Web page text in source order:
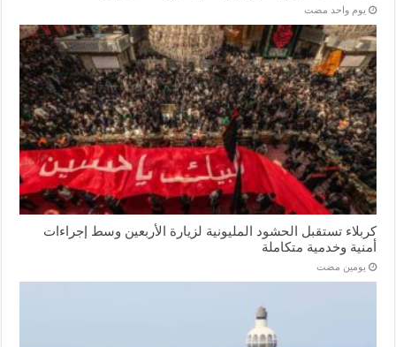
‏يوم واحد مضت
كربلاء تستقبل الحشود المليونية لزيارة الأربعين وسط إجراءات
أمنية وخدمية متكاملة
‏يومين مضت